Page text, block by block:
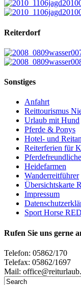
Reiterdorf
Sonstiges
Anfahrt
Reittourismus
Urlaub mit Hund
Pferde & Ponys
Hotel- und
Reiterferien für
Heidefarmen
Wanderreitführer
Übersichtskarte
Impressum
Sport Horse
Rufen Sie uns gerne
Telefon: 05862/170
Telefax: 05862/1697
Mail: